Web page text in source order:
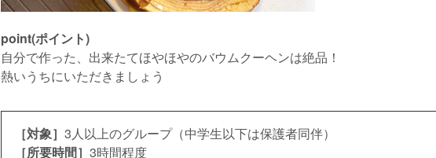
point(ポイント)
自分で作った、出来たてほやほやのバウムクーヘンは絶品！
熱いうちにいただきましょう
［対象］ 3人以上のグループ（中学生以下は保護者同伴）
［所要時間］ 3時間程度